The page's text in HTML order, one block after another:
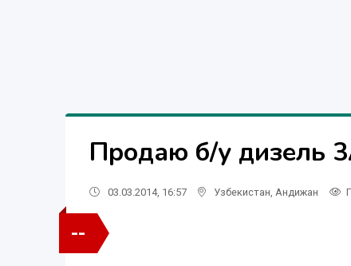
Продаю б/у дизель
03.03.2014, 16:57 Узбекистан Андижан
--